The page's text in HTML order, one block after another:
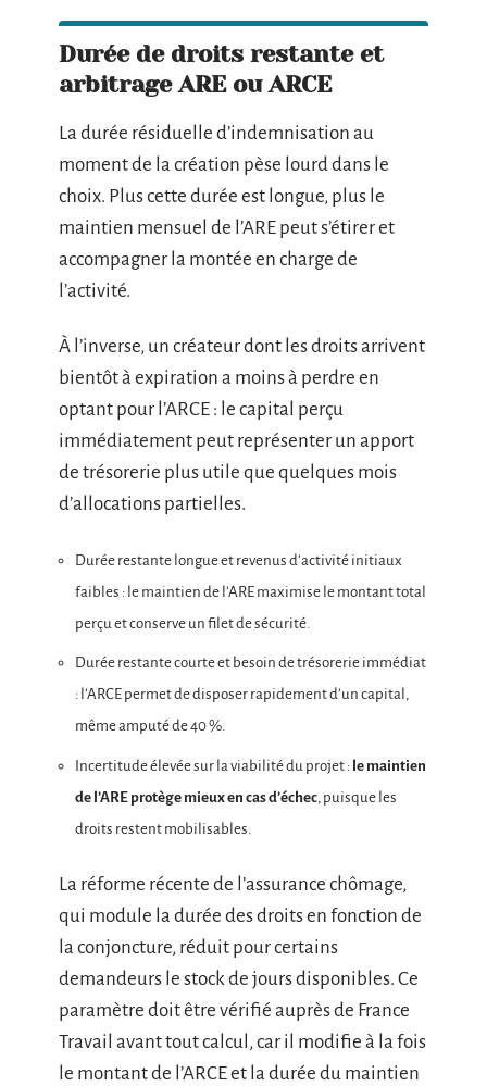
Durée de droits restante et
arbitrage ARE ou ARCE
La durée résiduelle d’indemnisation au
moment de la création pèse lourd dans le
choix. Plus cette durée est longue, plus le
maintien mensuel de l’ARE peut s’étirer et
accompagner la montée en charge de
l’activité.
À l’inverse, un créateur dont les droits arrivent
bientôt à expiration a moins à perdre en
optant pour l’ARCE : le capital perçu
immédiatement peut représenter un apport
de trésorerie plus utile que quelques mois
d’allocations partielles.
Durée restante longue et revenus d’activité initiaux
faibles : le maintien de l’ARE maximise le montant total
perçu et conserve un filet de sécurité.
Durée restante courte et besoin de trésorerie immédiat
: l’ARCE permet de disposer rapidement d’un capital,
même amputé de 40 %.
Incertitude élevée sur la viabilité du projet : le maintien
de l’ARE protège mieux en cas d’échec, puisque les
droits restent mobilisables.
La réforme récente de l’assurance chômage,
qui module la durée des droits en fonction de
la conjoncture, réduit pour certains
demandeurs le stock de jours disponibles. Ce
paramètre doit être vérifié auprès de France
Travail avant tout calcul, car il modifie à la fois
le montant de l’ARCE et la durée du maintien